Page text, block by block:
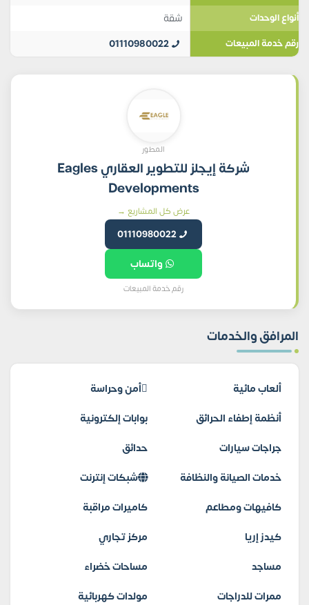
أنواع الوحدات شقة
رقم خدمة المبيعات 01110980022
المطور
شركة إيجلز للتطوير العقاري Eagles
Developments
عرض كل المشاريع →
01110980022
واتساب
رقم خدمة المبيعات
المرافق والخدمات
ألعاب مائية
أمن وحراسة
أنظمة إطفاء الحرائق
بوابات إلكترونية
جراجات سيارات
حدائق
خدمات الصيانة والنظافة
شبكات إنترنت
كافيهات ومطاعم
كاميرات مراقبة
كيدز إريا
مركز تجاري
مساجد
مساحات خضراء
ممرات للدراجات
مولدات كهربائية